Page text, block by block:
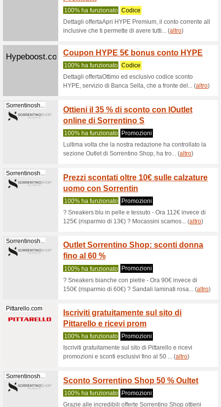
Scholl-Shoes...
100%
Dettagli
Pittarello.com
stile
100%
?
invece di
Yesshoponlin...
100%